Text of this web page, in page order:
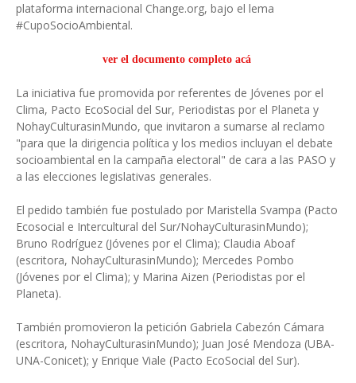
plataforma internacional Change.org, bajo el lema
#CupoSocioAmbiental.
ver el documento completo acá
La iniciativa fue promovida por referentes de Jóvenes por el
Clima, Pacto EcoSocial del Sur, Periodistas por el Planeta y
NohayCulturasinMundo, que invitaron a sumarse al reclamo
"para que la dirigencia política y los medios incluyan el debate
socioambiental en la campaña electoral" de cara a las PASO y
a las elecciones legislativas generales.
El pedido también fue postulado por Maristella Svampa (Pacto
Ecosocial e Intercultural del Sur/NohayCulturasinMundo);
Bruno Rodríguez (Jóvenes por el Clima); Claudia Aboaf
(escritora, NohayCulturasinMundo); Mercedes Pombo
(Jóvenes por el Clima); y Marina Aizen (Periodistas por el
Planeta).
También promovieron la petición Gabriela Cabezón Cámara
(escritora, NohayCulturasinMundo); Juan José Mendoza (UBA-
UNA-Conicet); y Enrique Viale (Pacto EcoSocial del Sur).